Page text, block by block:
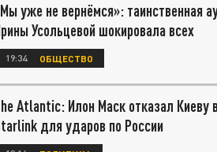
уже не вернёмся»: таинственная
Усольцевой шокировала всех
19:34 ОБЩЕСТВО
Atlantic: Илон Маск отказал Киеву
для ударов по России